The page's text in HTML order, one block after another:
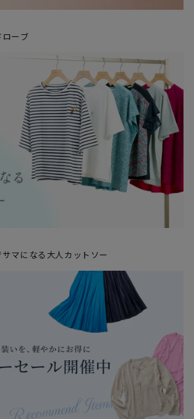
ローブ
マになる大人カットソー